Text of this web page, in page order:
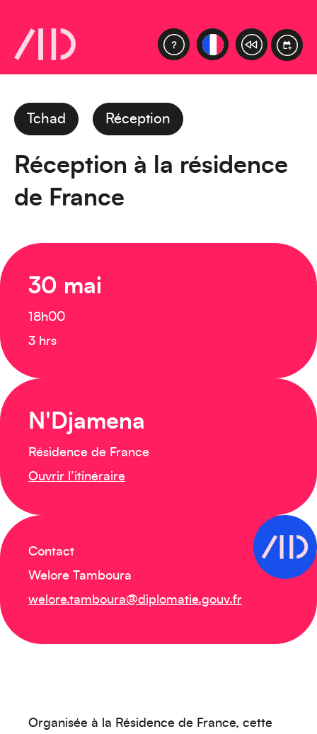
Tchad Réception
Réception à la résidence
de France
30 mai
18h00
3 hrs
N'Djamena
Résidence de France
Ouvrir l’itinéraire
Contact
Welore Tamboura
welore.tamboura@diplomatie.gouv.fr
Organisée à la Résidence de France, cette